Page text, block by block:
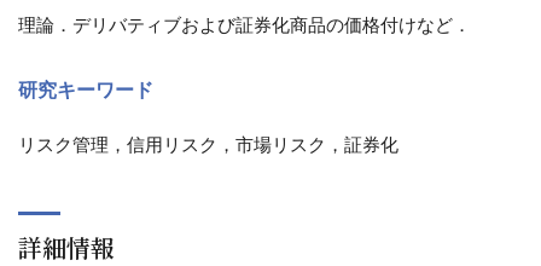
理論．デリバティブおよび証券化商品の価格付けなど．
研究キーワード
リスク管理，信用リスク，市場リスク，証券化
詳細情報